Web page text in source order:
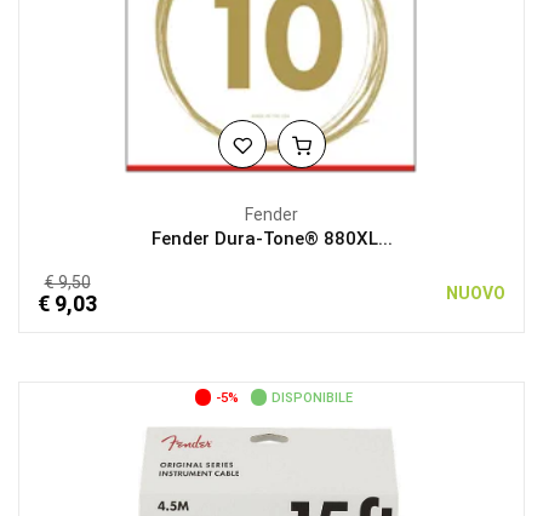
Fender
Fender Dura-Tone® 880XL...
€ 9,50
€ 9,03 NUOVO
-5% DISPONIBILE